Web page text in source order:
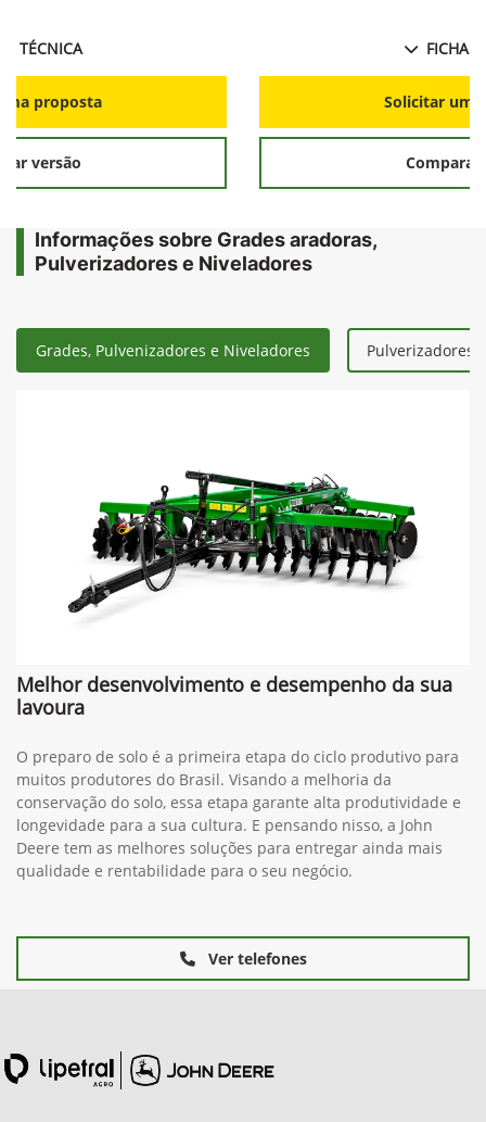
TÉCNICA
proposta
versão
FICHA
Solicitar
Comparar
Informações sobre Grades aradoras,
Pulverizadores e Niveladores
Grades, Pulvenizadores e Niveladores Pulverizadores
Melhor desenvolvimento e desempenho da sua
lavoura
O preparo de solo é a primeira etapa do ciclo produtivo para
muitos produtores do Brasil. Visando a melhoria da
conservação do solo, essa etapa garante alta produtividade e
longevidade para a sua cultura. E pensando nisso, a John
Deere tem as melhores soluções para entregar ainda mais
qualidade e rentabilidade para o seu negócio.
Ver telefones